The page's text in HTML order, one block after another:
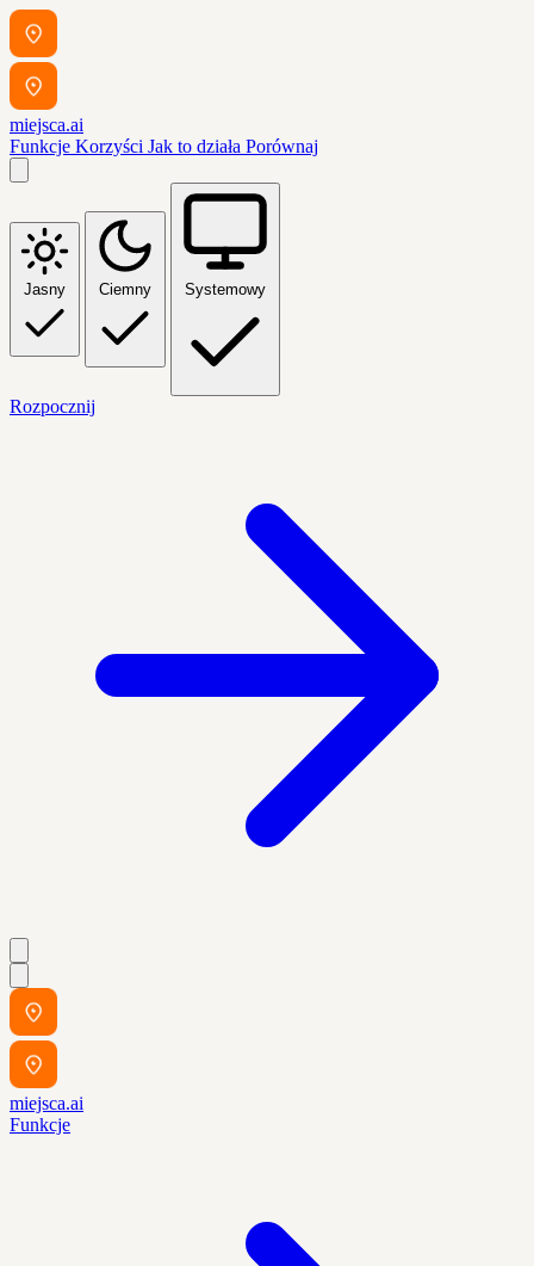
miejsca.ai
Funkcje Korzyści Jak to działa Porównaj
Jasny Ciemny Systemowy
Rozpocznij
miejsca.ai
Funkcje